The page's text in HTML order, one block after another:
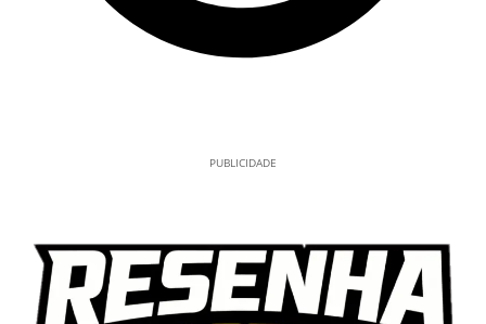
PUBLICIDADE